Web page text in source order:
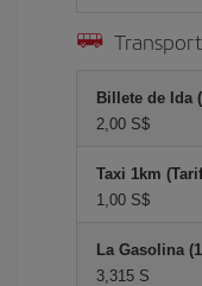
Billete de Ida
2,00 S$
Taxi 1km
1,00 S$
La Gasolina
3,315 S